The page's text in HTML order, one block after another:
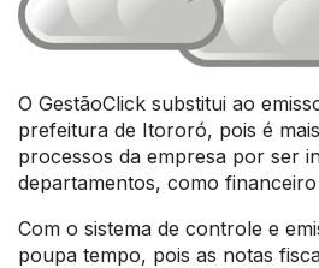
O GestãoClick substitui ao
prefeitura de Itororó, pois é
processos da empresa por ser
departamentos, como financeiro
Com o sistema de controle e
poupa tempo, pois as notas